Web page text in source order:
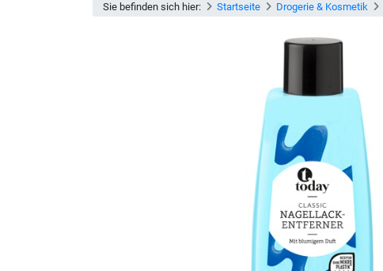
Sie befinden sich hier: Startseite Drogerie & Kosmetik